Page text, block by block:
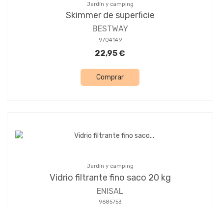
Jardín y camping
Skimmer de superficie
BESTWAY
9704149
22,95 €
Comprar
Jardín y camping
Vidrio filtrante fino saco 20 kg
ENISAL
9685753